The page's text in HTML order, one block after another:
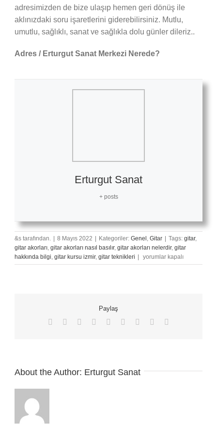
adresimizden de bize ulaşıp hemen geri dönüş ile
aklınızdaki soru işaretlerini giderebilirsiniz. Mutlu,
umutlu, sağlıklı, sanat ve sağlıkla dolu günler dileriz..
Adres / Erturgut Sanat Merkezi Nerede?
Erturgut Sanat
+ posts
&s tarafından. | 8 Mayıs 2022 | Kategoriler: Genel Gitar | Tags: gitar,
gitar akorları gitar akorları nasıl basılır, gitar akorları nelerdir, gitar
hakkında bilgi gitar kursu izmir, gitar teknikleri |
Zifiri
–
yorumlar kapalı
Paylaş
Facebook Reddit LinkedInWhatsApp
TumblrPinterest
About the Author: Erturgut Sanat